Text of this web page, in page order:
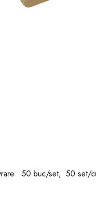
: 50 buc/set, 50 set/